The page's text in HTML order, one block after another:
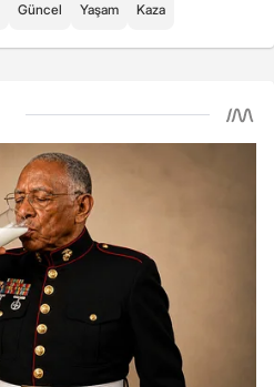
Güncel Yaşam Kaza